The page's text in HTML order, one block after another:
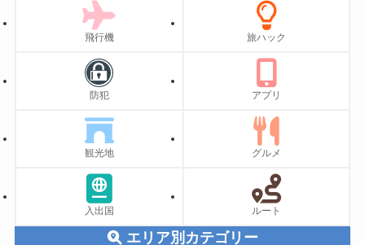
飛行機 旅ハック
防犯 アプリ
観光地 グルメ
入出国 ルート
エリア別カテゴリー